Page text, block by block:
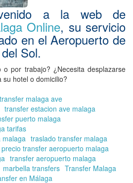
a la web de
Online, su servicio
en el Aeropuerto de
Sol.
por trabajo? ¿Necesita desplazarse
hotel o domicilio?
transfer malaga ave
transfer estacion ave malaga
puerto malaga
tarifas
malaga traslado transfer malaga
precio transfer aeropuerto malaga
transfer aeropuerto malaga
marbella transfers Transfer Malaga
en Málaga